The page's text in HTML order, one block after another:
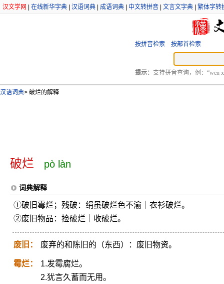
汉文学网 在线新华字典 汉语词典 成语词典 中文转拼音 文言文字典 繁体字转
按拼音检索 按部首检索
提示： 支持拼音查询，例：“wen
汉语词典> 破烂的解释
破烂 pò làn
词典解释
①破旧霉烂；残破：绢虽破烂色不渝｜衣衫破烂。
②废旧物品：捡破烂｜收破烂。
废旧： 废弃的和陈旧的（东西）：废旧物资。
霉烂：
1.发霉腐烂。
2.犹言久蓄而无用。